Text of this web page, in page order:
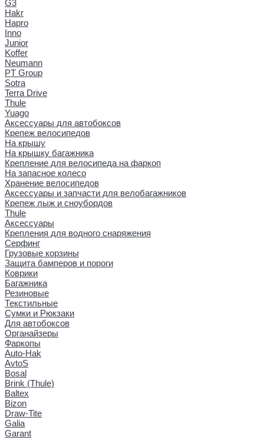
G3
Hakr
Hapro
Inno
Junior
Koffer
Neumann
PT Group
Sotra
Terra Drive
Thule
Yuago
Аксессуары для автобоксов
Крепеж велосипедов
На крышу
На крышку багажника
Крепление для велосипеда на фаркоп
На запасное колесо
Хранение велосипедов
Аксессуары и запчасти для велобагажников
Крепеж лыж и сноубордов
Thule
Аксессуары
Крепления для водного снаряжения
Серфинг
Грузовые корзины
Защита бамперов и пороги
Коврики
Багажника
Резиновые
Текстильные
Сумки и Рюкзаки
Для автобоксов
Органайзеры
Фаркопы
Auto-Hak
AvtoS
Bosal
Brink (Thule)
Baltex
Bizon
Draw-Tite
Galia
Garant